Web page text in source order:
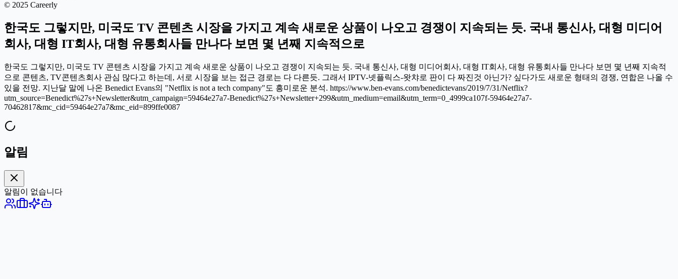
© 2025 Careerly
한국도 그렇지만, 미국도 TV 콘텐츠 시장을 가지고 계속 새로운 상품이 나오고 경쟁이 지속되는 듯. 국내 통신사, 대형 미디어
회사, 대형 IT회사, 대형 유통회사들 만나다 보면 몇 년째 지속적으로
한국도 그렇지만, 미국도 TV 콘텐츠 시장을 가지고 계속 새로운 상품이 나오고 경쟁이 지속되는 듯. 국내 통신사, 대형 미디어회사, 대형 IT회사, 대형 유통회사들 만나다 보면 몇 년째 지속적
으로 콘텐츠, TV콘텐츠회사 관심 많다고 하는데, 서로 시장을 보는 접근 경로는 다 다른듯. 그래서 IPTV-넷플릭스-왓챠로 판이 다 짜진것 아닌가? 싶다가도 새로운 형태의 경쟁, 연합은 나올 수
있을 전망. 지난달 말에 나온 Benedict Evans의 "Netflix is not a tech company"도 흥미로운 분석. https://www.ben-evans.com/benedictevans/2019/7/31/Netflix?
utm_source=Benedict%27s+Newsletter&utm_campaign=59464e27a7-Benedict%27s+Newsletter+299&utm_medium=email&utm_term=0_4999ca107f-59464e27a7-
70462817&mc_cid=59464e27a7&mc_eid=899ffe0087
알림
알림이 없습니다